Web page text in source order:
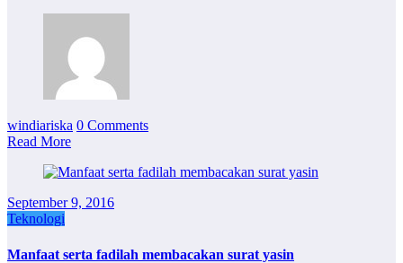
windiariska 0 Comments
Read More
September 9, 2016
Teknologi
Manfaat serta fadilah membacakan surat yasin